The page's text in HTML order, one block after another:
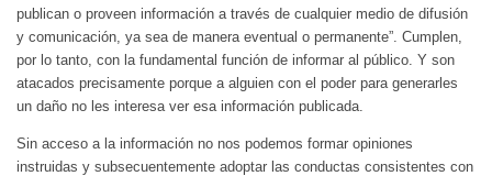
publican o proveen información a través de cualquier medio de difusión
y comunicación, ya sea de manera eventual o permanente”. Cumplen,
por lo tanto, con la fundamental función de informar al público. Y son
atacados precisamente porque a alguien con el poder para generarles
un daño no les interesa ver esa información publicada.
Sin acceso a la información no nos podemos formar opiniones
instruidas y subsecuentemente adoptar las conductas consistentes con